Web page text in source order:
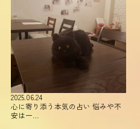
2025.06.24
心に寄り添う本気の占い 悩みや不
安は一…